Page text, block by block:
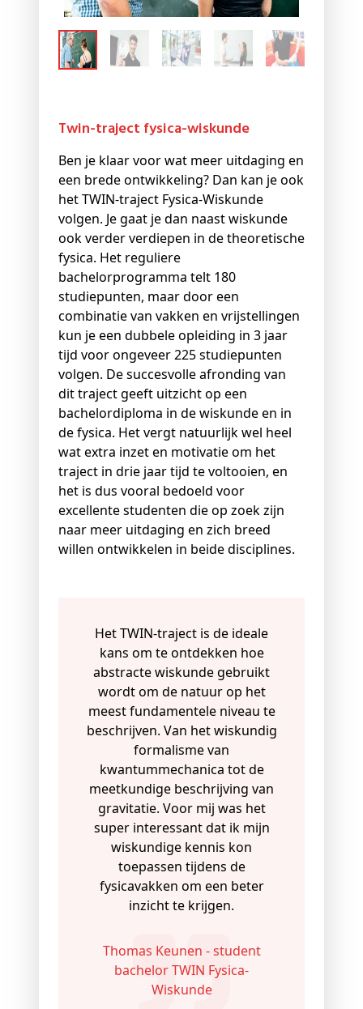
Twin-traject fysica-wiskunde
Ben je klaar voor wat meer uitdaging en
een brede ontwikkeling? Dan kan je ook
het TWIN-traject Fysica-Wiskunde
volgen. Je gaat je dan naast wiskunde
ook verder verdiepen in de theoretische
fysica. Het reguliere
bachelorprogramma telt 180
studiepunten, maar door een
combinatie van vakken en vrijstellingen
kun je een dubbele opleiding in 3 jaar
tijd voor ongeveer 225 studiepunten
volgen. De succesvolle afronding van
dit traject geeft uitzicht op een
bachelordiploma in de wiskunde en in
de fysica. Het vergt natuurlijk wel heel
wat extra inzet en motivatie om het
traject in drie jaar tijd te voltooien, en
het is dus vooral bedoeld voor
excellente studenten die op zoek zijn
naar meer uitdaging en zich breed
willen ontwikkelen in beide disciplines.
Het TWIN-traject is de ideale
kans om te ontdekken hoe
abstracte wiskunde gebruikt
wordt om de natuur op het
meest fundamentele niveau te
beschrijven. Van het wiskundig
formalisme van
kwantummechanica tot de
meetkundige beschrijving van
gravitatie. Voor mij was het
super interessant dat ik mijn
wiskundige kennis kon
toepassen tijdens de
fysicavakken om een beter
inzicht te krijgen.
Thomas Keunen - student
bachelor TWIN Fysica-
Wiskunde